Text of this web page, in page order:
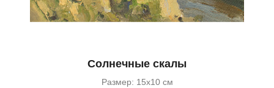
Солнечные скалы
Размер: 15х10 см